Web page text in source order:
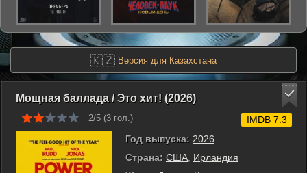
🇰🇿 Версия для Казахстана
Мощная баллада / Это хит! (2026)
2/5 (3 гол.)
Год выпуска: 2026
Страна: США Ирландия
IMDB 7.3